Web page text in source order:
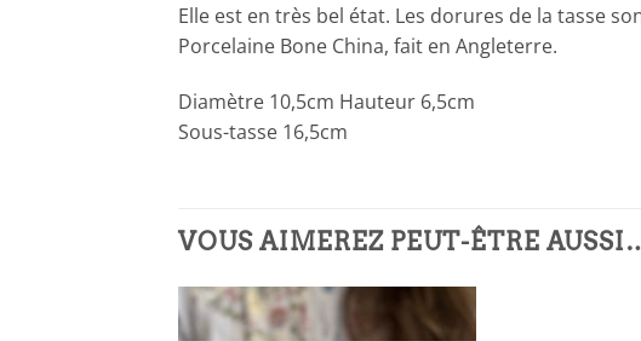
Elle est en très bel état. Les dorures de la tasse
Porcelaine Bone China, fait en Angleterre.
Diamètre 10,5cm Hauteur 6,5cm
Sous-tasse 16,5cm
VOUS AIMEREZ PEUT-ÊTRE